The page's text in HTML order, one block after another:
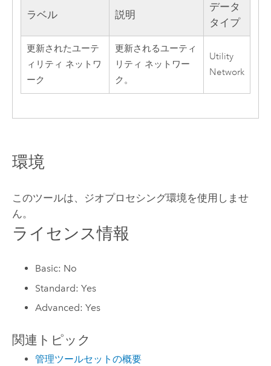
ラベル 説明
データ
タイプ
更新されたユーテ
ィリティ ネットワ
ーク
更新されるユーティ
リティ ネットワー
ク。
Utility
Network
環境
このツールは、ジオプロセシング環境を使用しませ
ん。
ライセンス情報
Basic: No
Standard: Yes
Advanced: Yes
関連トピック
管理ツールセットの概要